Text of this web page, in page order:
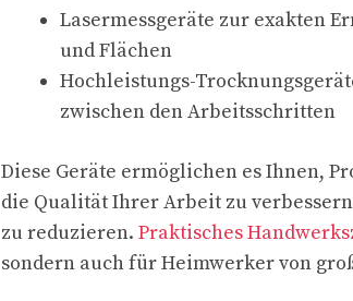
Lasermessgeräte zur exakten
und Flächen
Hochleistungs-
zwischen den Arbeitsschritten
Diese Geräte ermöglichen es Ihnen,
die Qualität Ihrer Arbeit zu
zu reduzieren. Praktisches
sondern auch für Heimwerker von